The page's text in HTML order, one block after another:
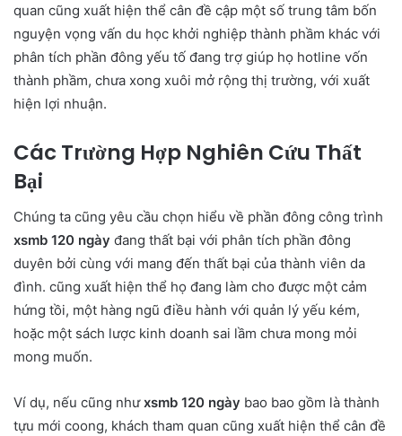
quan cũng xuất hiện thể cân đề cập một số trung tâm bốn
nguyện vọng vấn du học khởi nghiệp thành phầm khác với
phân tích phần đông yếu tố đang trợ giúp họ hotline vốn
thành phầm, chưa xong xuôi mở rộng thị trường, với xuất
hiện lợi nhuận.
Các Trường Hợp Nghiên Cứu Thất
Bại
Chúng ta cũng yêu cầu chọn hiểu về phần đông công trình
xsmb 120 ngày đang thất bại với phân tích phần đông
duyên bởi cùng với mang đến thất bại của thành viên da
đình. cũng xuất hiện thể họ đang làm cho được một cảm
hứng tồi, một hàng ngũ điều hành với quản lý yếu kém,
hoặc một sách lược kinh doanh sai lầm chưa mong mỏi
mong muốn.
Ví dụ, nếu cũng nhưxsmb 120 ngày bao bao gồm là thành
tựu mới coong, khách tham quan cũng xuất hiện thể cân đề